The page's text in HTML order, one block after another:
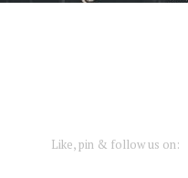
Like, pin & follow us on: